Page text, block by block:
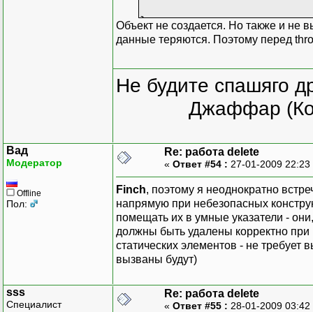
};
int main()
prob *my=0;
try
my = new prob();
{
if (my) delete my;
}
return 0;
}
Объект не создается. Но также и не
данные теряются. Поэтому перед
Не будите спашяго
Джаффар
Вад
Модератор
Offline
Пол:
Re: работа delete
« Ответ #54 : 27-01-2009
Finch, поэтому я неоднократно
напрямую при небезопасных
помещать их в умные указатели -
должны быть удалены корректно при
статических элементов - не требует
вызваны будут)
sss
Специалист
Re: работа delete
« Ответ #55 : 28-01-2009